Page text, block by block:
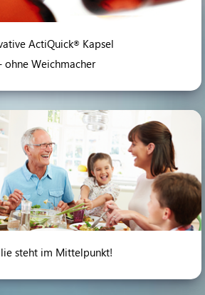
ActiQuick® Kapsel
ohne Weichmacher
steht im Mittelpunkt!